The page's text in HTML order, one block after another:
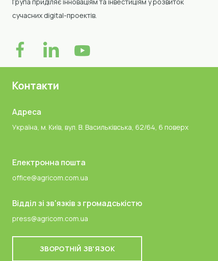
сучасних digital-проектів.
Контакти
Адреса
Україна, м. Київ, вул. В. Васильківська, 62/64, 6 поверх
Електронна пошта
office@agricom.com.ua
Відділ зі зв'язків з громадськістю
press@agricom.com.ua
ЗВОРОТНІЙ ЗВ'ЯЗОК